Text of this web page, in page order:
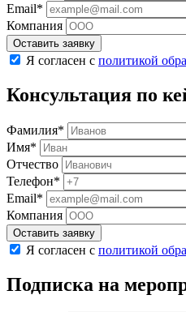
Email*
Компания
Оставить заявку
Я согласен с политикой
Консультация по
Фамилия*
Имя*
Отчество
Телефон*
Email*
Компания
Оставить заявку
Я согласен с политикой
Подписка на